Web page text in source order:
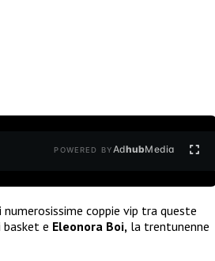
POWERED BYAdhubMedia
coppie vip tra queste
basket e Eleonora Boi, la trentunenne